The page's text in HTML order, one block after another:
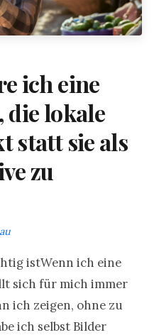
ich eine
lokale
statt sie als
zu
istWenn ich eine
sich für mich immer
ich zeigen, ohne zu
ich selbst Bilder